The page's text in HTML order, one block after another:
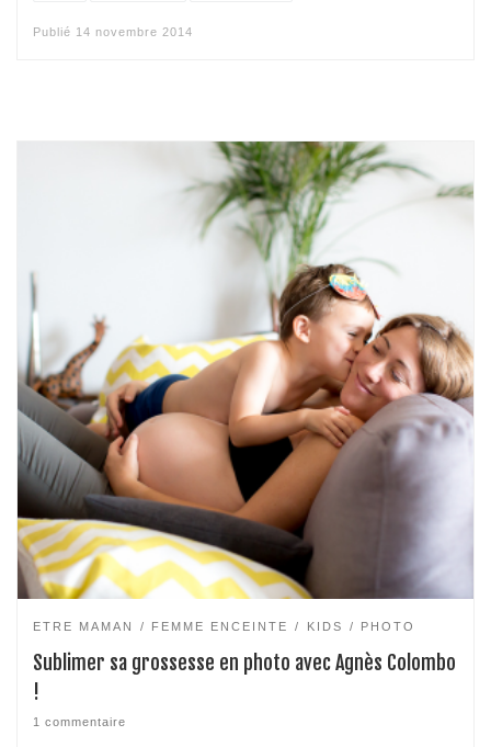
Publié 14 novembre 2014
ETRE MAMAN FEMME ENCEINTE KIDS PHOTO
Sublimer sa grossesse en photo avec Agnès Colombo
!
1 commentaire